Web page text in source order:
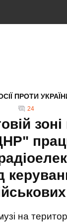
ПРОТИ
24
зоні
на